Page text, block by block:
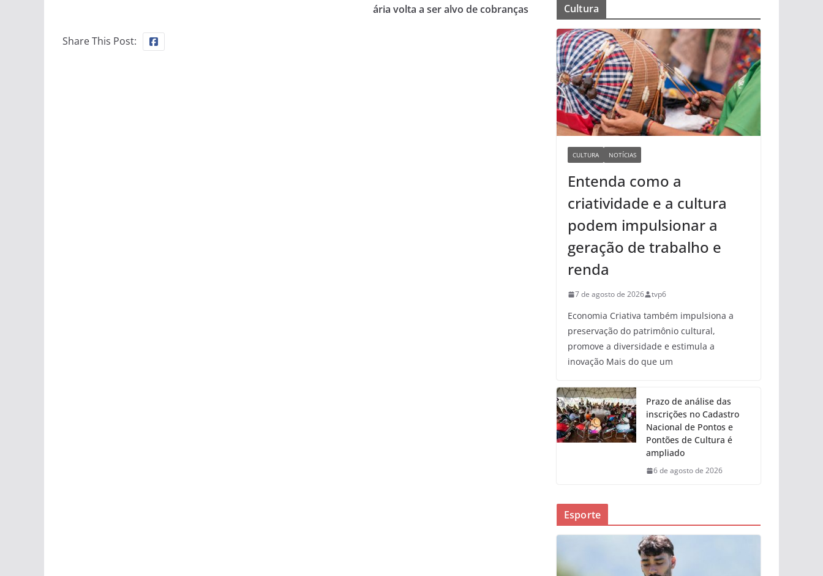
ária volta a ser alvo de cobranças
Share This Post:
Cultura
CULTURA NOTÍCIAS
Entenda como a
criatividade e a cultura
podem impulsionar a
geração de trabalho e
renda
7 de agosto de 2026 tvp6
Economia Criativa também impulsiona a
preservação do patrimônio cultural,
promove a diversidade e estimula a
inovação Mais do que um
Prazo de análise das
inscrições no Cadastro
Nacional de Pontos e
Pontões de Cultura é
ampliado
6 de agosto de 2026
Esporte